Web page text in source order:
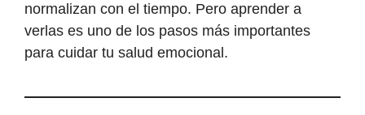
normalizan con el tiempo. Pero aprender a
verlas es uno de los pasos más importantes
para cuidar tu salud emocional.